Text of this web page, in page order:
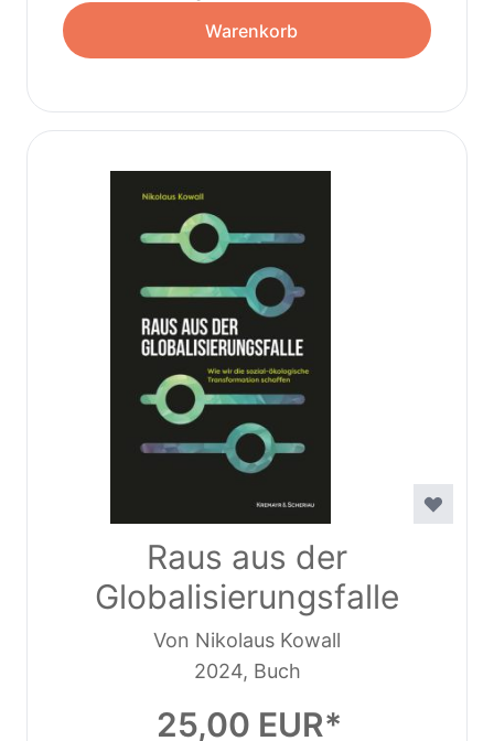
Warenkorb
Raus aus der
Globalisierungsfalle
Von Nikolaus Kowall
2024, Buch
25,00 EUR